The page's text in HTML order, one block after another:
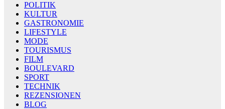
POLITIK
KULTUR
GASTRONOMIE
LIFESTYLE
MODE
TOURISMUS
FILM
BOULEVARD
SPORT
TECHNIK
REZENSIONEN
BLOG